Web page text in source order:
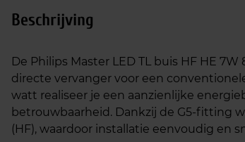
Beschrijving
De Philips Master LED TL buis HF HE
directe vervanger voor een
watt realiseer je een aanzienlijke
betrouwbaarheid. Dankzij de G5‑fitting
(HF), waardoor installatie eenvoudig en